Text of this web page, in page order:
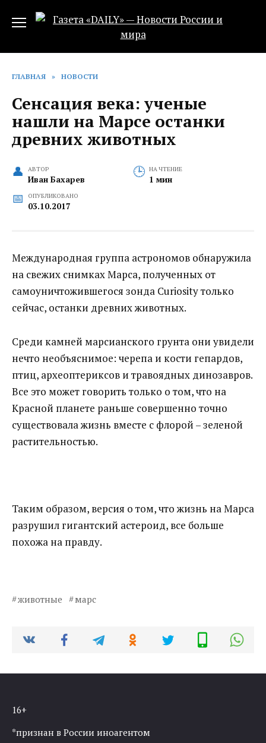
ГЛАВНАЯ » НОВОСТИ
Сенсация века: ученые
нашли на Марсе останки
древних животных
АВТОР
Иван Бахарев
НА ЧТЕНИЕ
1 мин
ОПУБЛИКОВАНО
03.10.2017
Международная группа астрономов обнаружила
на свежих снимках Марса, полученных от
самоуничтожившегося зонда Curiosity только
сейчас, останки древних животных.
Среди камней марсианского грунта они увидели
нечто необъяснимое: черепа и кости гепардов,
птиц, археоптериксов и травоядных динозавров.
Все это может говорить только о том, что на
Красной планете раньше совершенно точно
существовала жизнь вместе с флорой – зеленой
растительностью.
Таким образом, версия о том, что жизнь на Марса
разрушил гигантский астероид, все больше
похожа на правду.
животные марс
16+
*признан в России иноагентом